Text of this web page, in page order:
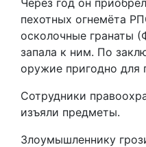
пехотных огнемёта
осколочные гранаты
запала к ним. По
оружие пригодно для
Сотрудники
изъяли предметы.
Злоумышленнику